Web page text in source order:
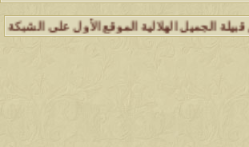
الهلالية الموقع الأول على الشبكة